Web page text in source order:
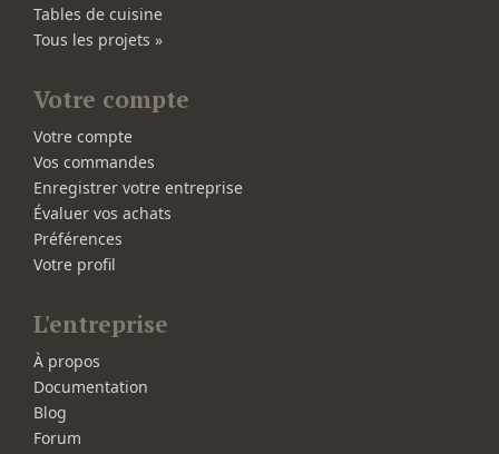
Tables de cuisine
Tous les projets »
Votre compte
Votre compte
Vos commandes
Enregistrer votre entreprise
Évaluer vos achats
Préférences
Votre profil
L'entreprise
À propos
Documentation
Blog
Forum